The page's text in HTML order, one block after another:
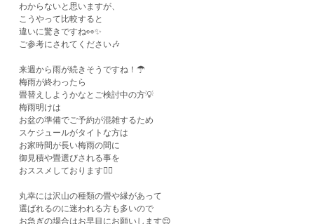
わからないと思いますが、
こうやって比較すると
違いに驚きですね👀✨
ご参考にされてください🎶
来週から雨が続きそうですね！☂
梅雨が終わったら
畳替えしようかなとご検討中の方💡
梅雨明けは
お盆の準備でご予約が混雑するため
スケジュールがタイトな方は
お家時間が長い梅雨の間に
御見積や畳選びされる事を
おススメしております🙋‍♂️
丸幸には沢山の種類の畳や縁があって
選ばれるのに迷われる方も多いので
お急ぎの場合はお早目にお願いします😌